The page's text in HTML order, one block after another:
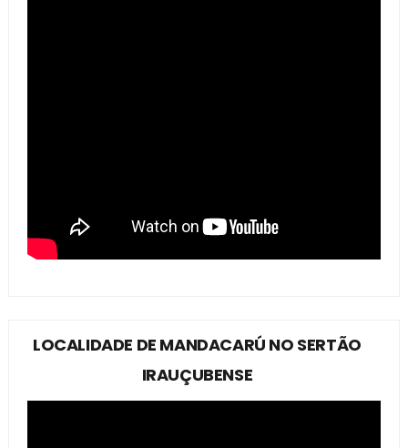
LOCALIDADE DE MANDACARÚ NO SERTÃO
IRAUÇUBENSE